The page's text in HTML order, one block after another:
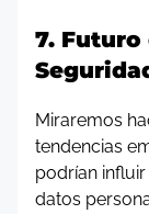
7.
Miraremos
tendencias
podrían
datos